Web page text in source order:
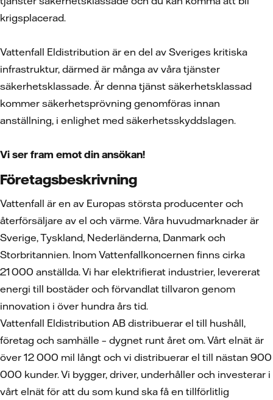
krigsplacerad.
Vattenfall Eldistribution är en del av Sveriges kritiska
infrastruktur, därmed är många av våra tjänster
säkerhetsklassade. Är denna tjänst säkerhetsklassad
kommer säkerhetsprövning genomföras innan
anställning, i enlighet med säkerhetsskyddslagen.
Vi ser fram emot din ansökan!
Företagsbeskrivning
Vattenfall är en av Europas största producenter och
återförsäljare av el och värme. Våra huvudmarknader är
Sverige, Tyskland, Nederländerna, Danmark och
Storbritannien. Inom Vattenfallkoncernen finns cirka
21 000 anställda. Vi har elektrifierat industrier, levererat
energi till bostäder och förvandlat tillvaron genom
innovation i över hundra års tid.
Vattenfall Eldistribution AB distribuerar el till hushåll,
företag och samhälle – dygnet runt året om. Vårt elnät är
över 12 000 mil långt och vi distribuerar el till nästan 900
000 kunder. Vi bygger, driver, underhåller och investerar i
vårt elnät för att du som kund ska få en tillförlitlig